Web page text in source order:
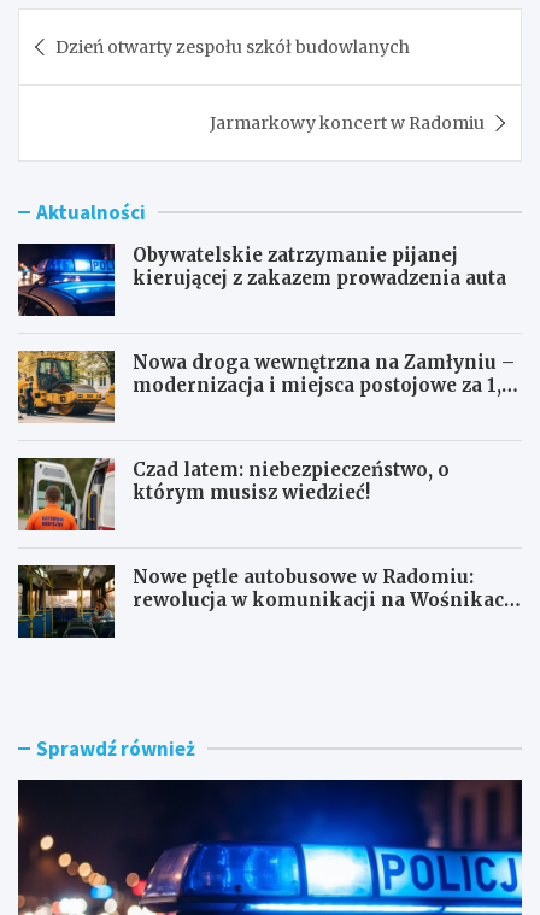
wpisu
Dzień otwarty zespołu szkół budowlanych
Jarmarkowy koncert w Radomiu
Aktualności
Obywatelskie zatrzymanie pijanej
kierującej z zakazem prowadzenia auta
Nowa droga wewnętrzna na Zamłyniu –
modernizacja i miejsca postojowe za 1,1
Czad latem: niebezpieczeństwo, o
którym musisz wiedzieć!
Nowe pętle autobusowe w Radomiu:
rewolucja w komunikacji na Wośnikach,
O
t
s
k
z
N
r
a
w
n
Sprawdź również